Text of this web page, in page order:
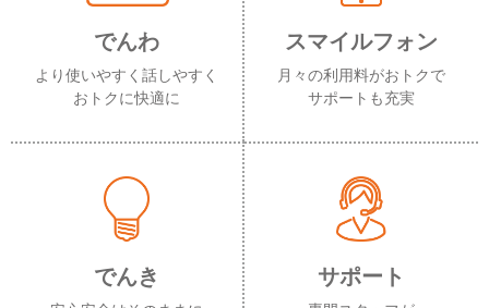
でんわ
より使いやすく話しやすく
おトクに快適に
スマイルフォン
月々の利用料がおトクで
サポートも充実
でんき サポート